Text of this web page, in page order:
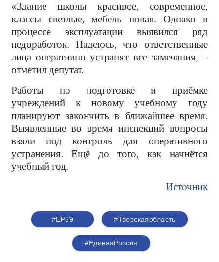
«Здание школы красивое, современное,
классы светлые, мебель новая. Однако в
процессе эксплуатации выявился ряд
недоработок. Надеюсь, что ответственные
лица оперативно устранят все замечания, –
отметил депутат.
Работы по подготовке и приёмке
учреждений к новому учебному году
планируют закончить в ближайшее время.
Выявленные во время инспекций вопросы
взяли под контроль для оперативного
устранения. Ещё до того, как начнётся
учебный год.
Источник
#ЕР69 #Тверскаяобласть
#ЕдинаяРоссия